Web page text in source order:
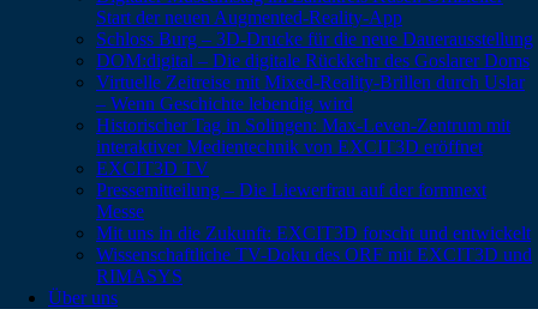
Start der neuen Augmented-Reality-App
Schloss Burg – 3D-Drucke für die neue Dauerausstellung
DOM:digital – Die digitale Rückkehr des Goslarer Doms
Virtuelle Zeitreise mit Mixed-Reality-Brillen durch Uslar
– Wenn Geschichte lebendig wird
Historischer Tag in Solingen: Max-Leven-Zentrum mit
interaktiver Medientechnik von EXCIT3D eröffnet
EXCIT3D TV
Pressemitteilung – Die Liewerfrau auf der formnext
Messe
Mit uns in die Zukunft: EXCIT3D forscht und entwickelt
Wissenschaftliche TV-Doku des ORF mit EXCIT3D und
RIMASYS
Über uns